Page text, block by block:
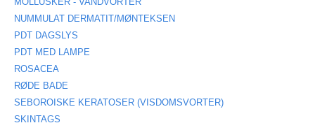
NUMMULAT DERMATIT/MØNTEKSEN
PDT DAGSLYS
PDT MED LAMPE
ROSACEA
RØDE BADE
SEBOROISKE KERATOSER (VISDOMSVORTER)
SKINTAGS